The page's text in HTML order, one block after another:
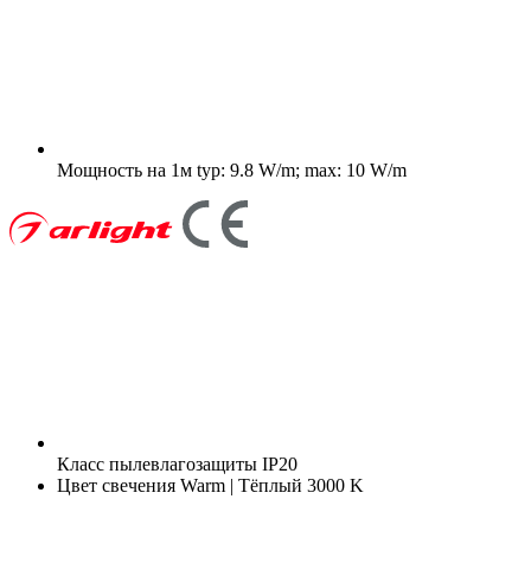
Мощность на 1м typ: 9.8 W/m; max: 10 W/m
Класс пылевлагозащиты IP20
Цвет свечения Warm | Тёплый 3000 K